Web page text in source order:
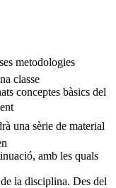
metodologies
classe
conceptes bàsics del
una sèrie de material
amb les quals
la disciplina. Des del